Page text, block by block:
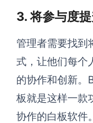
3. 将参与度
管理者需要找到
式，让他们每个
的协作和创新。
板就是这样一款
协作的白板软件。